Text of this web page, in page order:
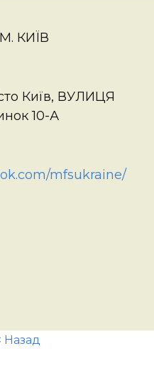
КИЇВ
Київ, ВУЛИЦЯ
10-А
mfsukraine/
Назад